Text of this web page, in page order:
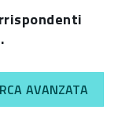
AVANZATA